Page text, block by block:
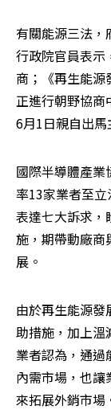
有關能源三法，
行政院官員表示
商；《再生能源
正進行朝野協商
6月1日親自出馬
國際半導體產業
率13家業者至立
表達七大訴求，
施，期帶動廠商
展。
由於再生能源
助措施，加上溫
業者認為，通
內需市場，也
來拓展外銷市場